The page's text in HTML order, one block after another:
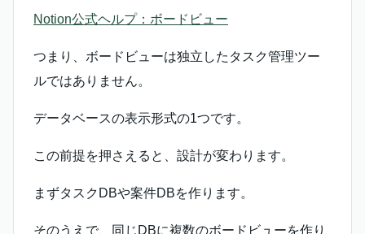
Notion公式ヘルプ：ボードビュー
つまり、ボードビューは独立したタスク管理ツー
ルではありません。
データベースの表示形式の1つです。
この前提を押さえると、設計が変わります。
まずタスクDBや案件DBを作ります。
そのうえで、同じDBに複数のボードビューを作り